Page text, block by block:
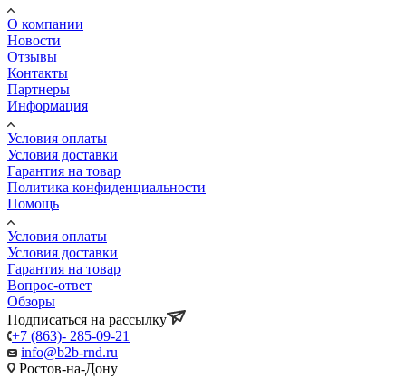
О компании
Новости
Отзывы
Контакты
Партнеры
Информация
Условия оплаты
Условия доставки
Гарантия на товар
Политика конфиденциальности
Помощь
Условия оплаты
Условия доставки
Гарантия на товар
Вопрос-ответ
Обзоры
Подписаться на рассылку
+7 (863)- 285-09-21
info@b2b-rnd.ru
Ростов-на-Дону